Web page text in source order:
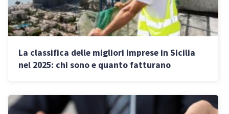
La classifica delle migliori imprese in Sicilia
nel 2025: chi sono e quanto fatturano